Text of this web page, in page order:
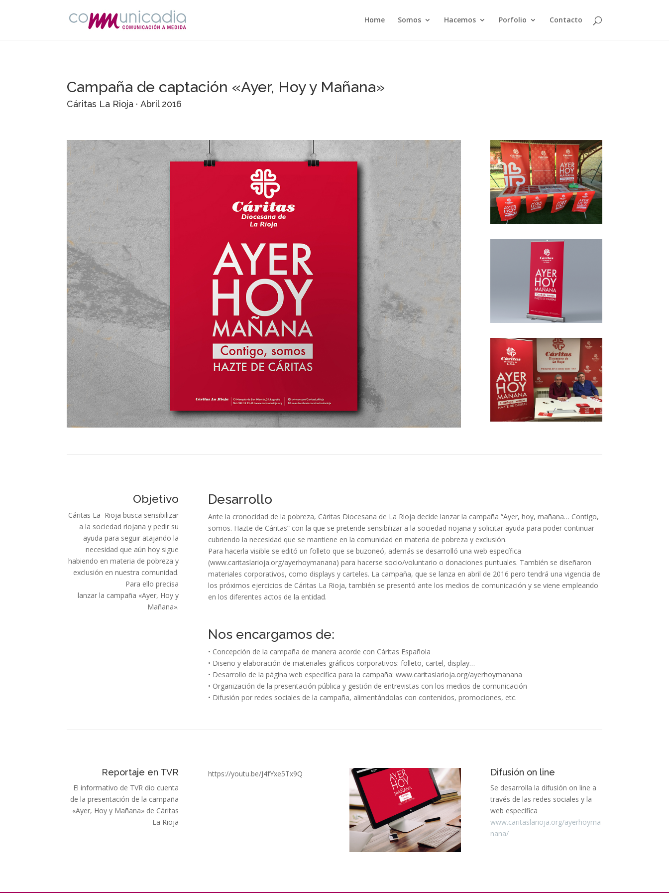
Home Somos Hacemos Porfolio Contacto
Campaña de captación «Ayer, Hoy y Mañana»
Cáritas La Rioja · Abril 2016
Objetivo
Cáritas La Rioja busca sensibilizar
a la sociedad riojana y pedir su
ayuda para seguir atajando la
necesidad que aún hoy sigue
habiendo en materia de pobreza y
exclusión en nuestra comunidad.
Para ello precisa
lanzar la campaña «Ayer, Hoy y
Mañana».
Desarrollo
Ante la cronocidad de la pobreza, Cáritas Diocesana de La Rioja decide lanzar la campaña “Ayer, hoy, mañana… Contigo,
somos. Hazte de Cáritas” con la que se pretende sensibilizar a la sociedad riojana y solicitar ayuda para poder continuar
cubriendo la necesidad que se mantiene en la comunidad en materia de pobreza y exclusión.
Para hacerla visible se editó un folleto que se buzoneó, además se desarrolló una web específica
(www.caritaslarioja.org/ayerhoymanana) para hacerse socio/voluntario o donaciones puntuales. También se diseñaron
materiales corporativos, como displays y carteles. La campaña, que se lanza en abril de 2016 pero tendrá una vigencia de
los próximos ejercicios de Cáritas La Rioja, también se presentó ante los medios de comunicación y se viene empleando
en los diferentes actos de la entidad.
Nos encargamos de:
• Concepción de la campaña de manera acorde con Cáritas Española
• Diseño y elaboración de materiales gráficos corporativos: folleto, cartel, display…
• Desarrollo de la página web específica para la campaña: www.caritaslarioja.org/ayerhoymanana
• Organización de la presentación pública y gestión de entrevistas con los medios de comunicación
• Difusión por redes sociales de la campaña, alimentándolas con contenidos, promociones, etc.
Reportaje en TVR
El informativo de TVR dio cuenta
de la presentación de la campaña
«Ayer, Hoy y Mañana» de Cáritas
La Rioja
https://youtu.be/J4fYxe5Tx9Q Difusión on line
Se desarrolla la difusión on line a
través de las redes sociales y la
web específica
www.caritaslarioja.org/ayerhoyma
nana/